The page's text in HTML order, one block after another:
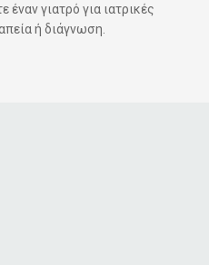
γιατρό για ιατρικές
ή διάγνωση.